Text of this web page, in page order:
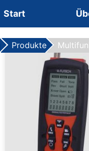
Start
Produkte